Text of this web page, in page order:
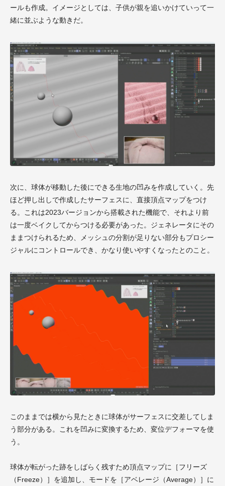
ールも作成。イメージとしては、子供が親を追いかけていって一
緒に並ぶような動きだ。
次に、球体が移動した後にできる生地の凹みを作成していく。先
ほど押し出しで作成したサーフェスに、直接頂点マップをつけ
る。これは2023バージョンから搭載された機能で、それより前
は一度ベイクしてからつける必要があった。ジェネレータにその
ままつけられるため、メッシュの分割が足りない部分もプロシー
ジャルにコントロールでき、かなり使いやすくなったとのこと。
このままでは横から見たときに球体がサーフェスに交差してしま
う部分がある。これを凹みに変換するため、変位デフォーマを使
う。
球体が転がった跡をしばらく残すため頂点マップに［フリーズ
（Freeze）］を追加し、モードを［アベレージ（Average）］に